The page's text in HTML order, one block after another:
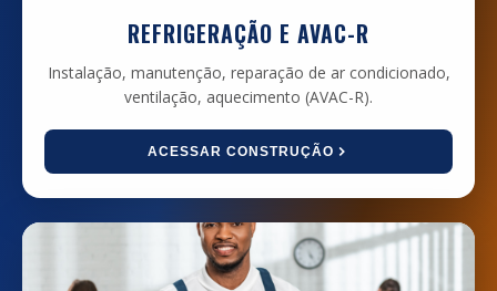
REFRIGERAÇÃO E AVAC-R
Instalação, manutenção, reparação de ar condicionado,
ventilação, aquecimento (AVAC-R).
ACESSAR CONSTRUÇÃO